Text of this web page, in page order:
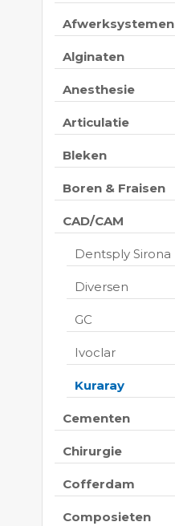
Afwerksystemen
Alginaten
Anesthesie
Articulatie
Bleken
Boren & Fraisen
CAD/CAM
Dentsply Sirona
Diversen
GC
Ivoclar
Kuraray
Cementen
Chirurgie
Cofferdam
Composieten